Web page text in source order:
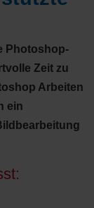
Photoshop-
Zeit zu
Arbeiten
ein